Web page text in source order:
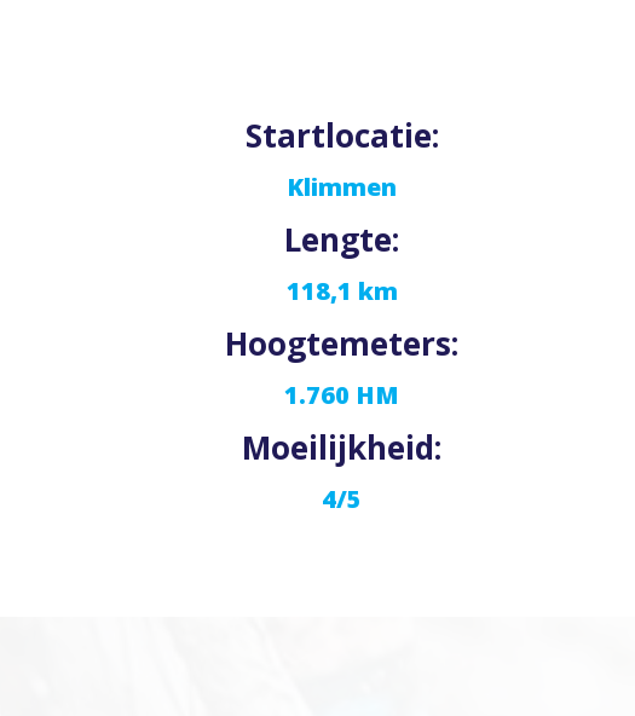
Startlocatie:
Klimmen
Lengte:
118,1 km
Hoogtemeters:
1.760 HM
Moeilijkheid:
4/5